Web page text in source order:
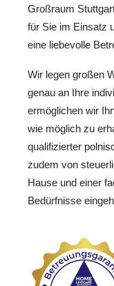
Großraum
für Sie im Einsatz
eine liebevolle
Wir legen großen
genau an Ihre
ermöglichen wir
wie möglich zu
qualifizierter
zudem von
Hause und einer
Bedürfnisse